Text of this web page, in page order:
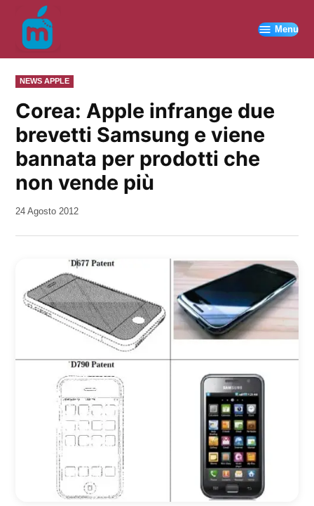
contenuto
Menu
PUBBLICATO
IN
NEWS APPLE
Corea: Apple infrange due
brevetti Samsung e viene
bannata per prodotti che
non vende più
da
24 Agosto 2012